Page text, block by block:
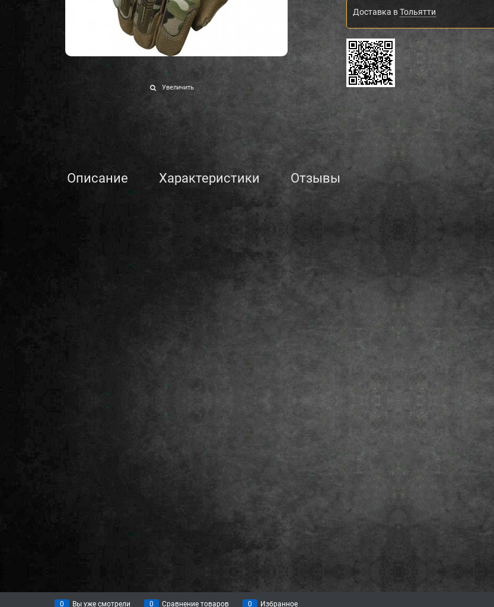
Увеличить
Доставка вТольятти
Описание Характеристики Отзывы
0 Вы уже смотрели 0 Сравнение товаров 0 Избранное